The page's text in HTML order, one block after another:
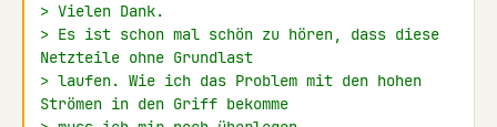
> Vielen Dank.
> Es ist schon mal schön zu hören, dass diese
Netzteile ohne Grundlast
> laufen. Wie ich das Problem mit den hohen
Strömen in den Griff bekomme